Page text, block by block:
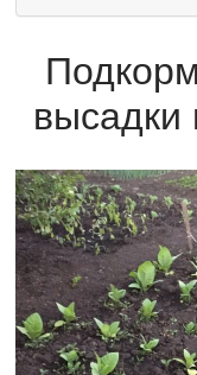
высадки